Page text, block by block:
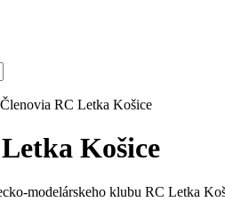
Členovia RC Letka Košice
Košice
modelárskeho klubu RC Letka